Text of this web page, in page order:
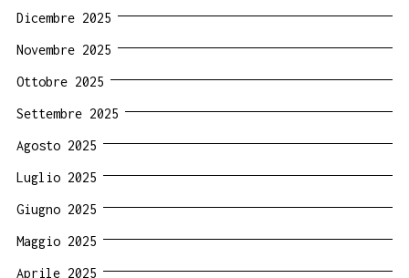
Dicembre 2025
Novembre 2025
Ottobre 2025
Settembre 2025
Agosto 2025
Luglio 2025
Giugno 2025
Maggio 2025
Aprile 2025